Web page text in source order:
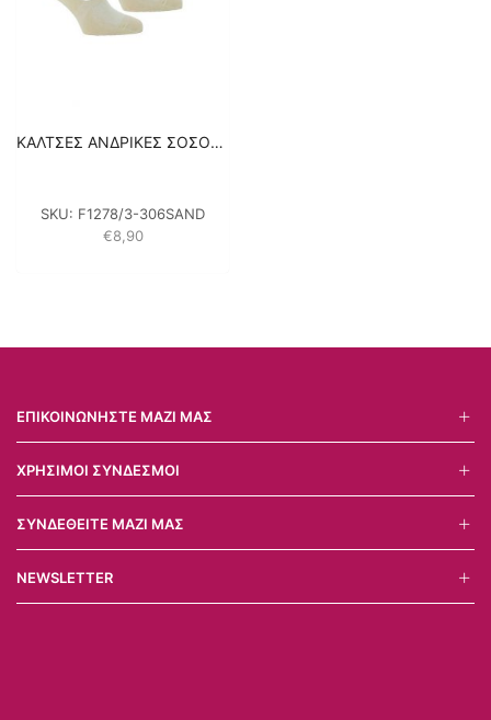
ΚΑΛΤΣΕΣ ΑΝΔΡΙΚΕΣ ΣΟΣΟΝΙΑ FILA 3PACK F1278/3-306 – ΜΠΕΖ
SKU: F1278/3-306SAND
€8,90
ΕΠΙΚΟΙΝΩΝΉΣΤΕ ΜΑΖΊ ΜΑΣ
ΧΡΉΣΙΜΟΙ ΣΎΝΔΕΣΜΟΙ
ΣΥΝΔΕΘΕΊΤΕ ΜΑΖΊ ΜΑΣ
NEWSLETTER